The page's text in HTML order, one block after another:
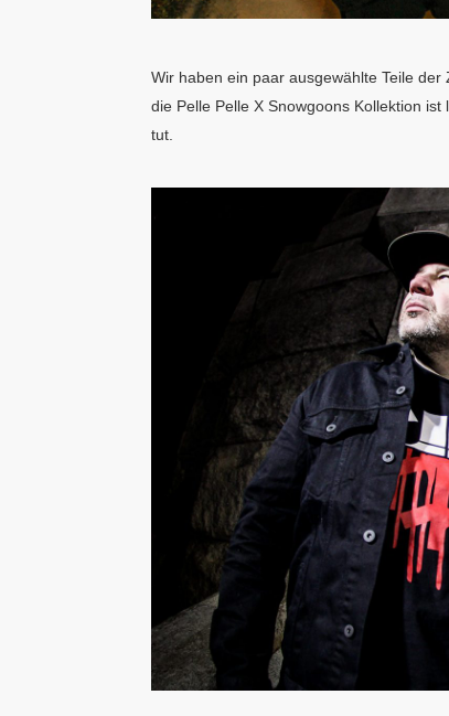
Wir haben ein paar ausgewählte Teile
die Pelle Pelle X Snowgoons Kollektion
tut.